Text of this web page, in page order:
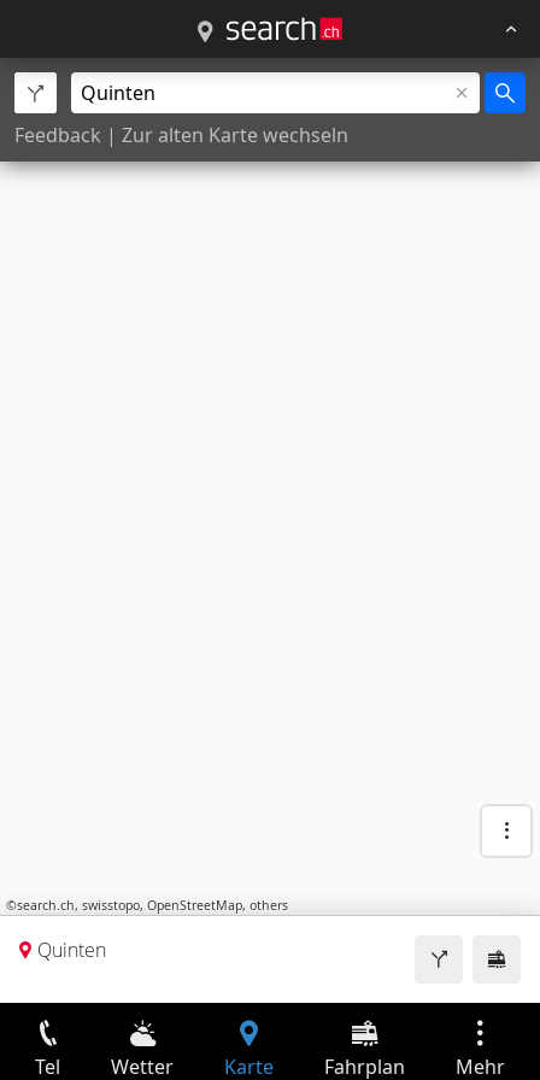
Feedback | Zur alten Karte wechseln
©search.ch, swisstopo, OpenStreetMap, others
Quinten
Tel Wetter Karte Fahrplan Mehr